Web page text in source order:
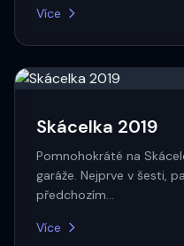
Více
Skácelka 2019
Pomnohokráté na
garáže. Nejprve v šesti,
předchozím…
Více